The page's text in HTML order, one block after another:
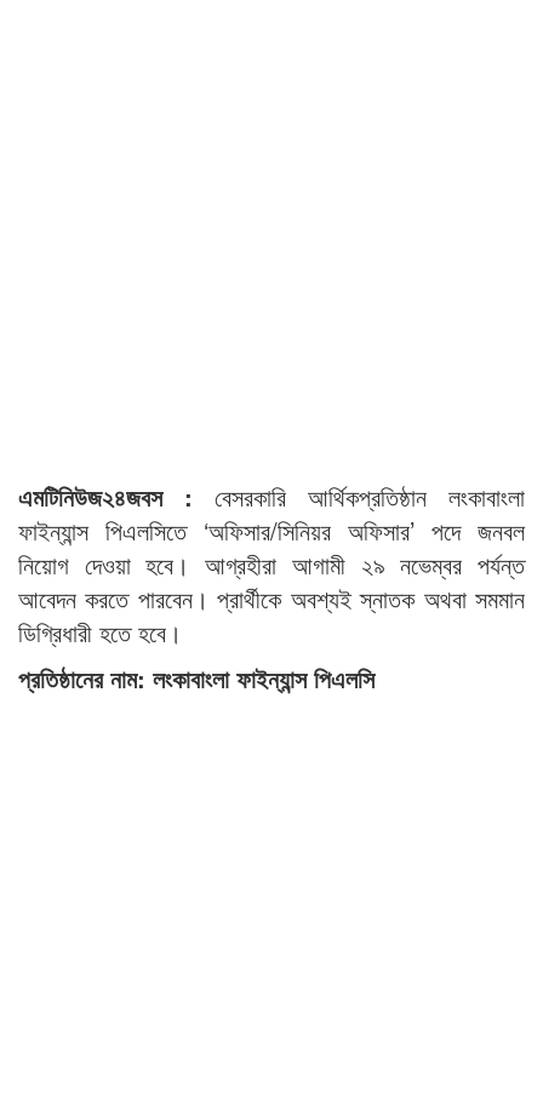
এমটিনিউজ২৪জবস : বেসরকারি আর্থিকপ্রতিষ্ঠান লংকাবাংলা
ফাইন্যান্স পিএলসিতে ‘অফিসার/সিনিয়র অফিসার’ পদে জনবল
নিয়োগ দেওয়া হবে। আগ্রহীরা আগামী ২৯ নভেম্বর পর্যন্ত
আবেদন করতে পারবেন। প্রার্থীকে অবশ্যই স্নাতক অথবা সমমান
ডিগ্রিধারী হতে হবে।
প্রতিষ্ঠানের নাম: লংকাবাংলা ফাইন্যান্স পিএলসি